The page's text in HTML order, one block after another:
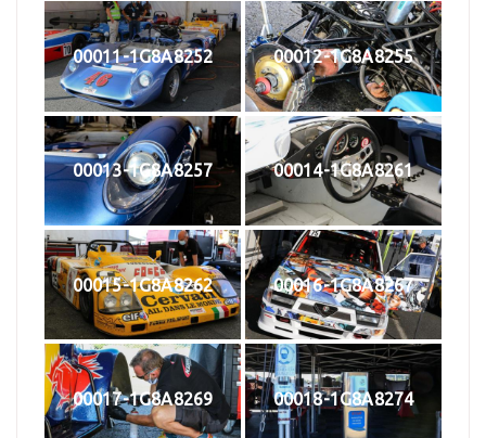
00011-1G8A8252 00012-1G8A8255
00013-1G8A8257 00014-1G8A8261
00015-1G8A8262 00016-1G8A8267
00017-1G8A8269 00018-1G8A8274